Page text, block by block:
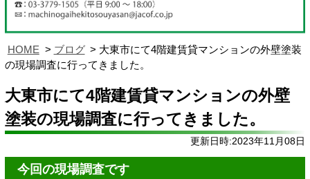
HOME ブログ
大東市にて4階建賃貸マンションの外壁塗装
の現場調査に行ってきました。
大東市にて4階建賃貸マンションの外壁
塗装の現場調査に行ってきました。
更新日時:2023年11月08日
今回の現場調査です